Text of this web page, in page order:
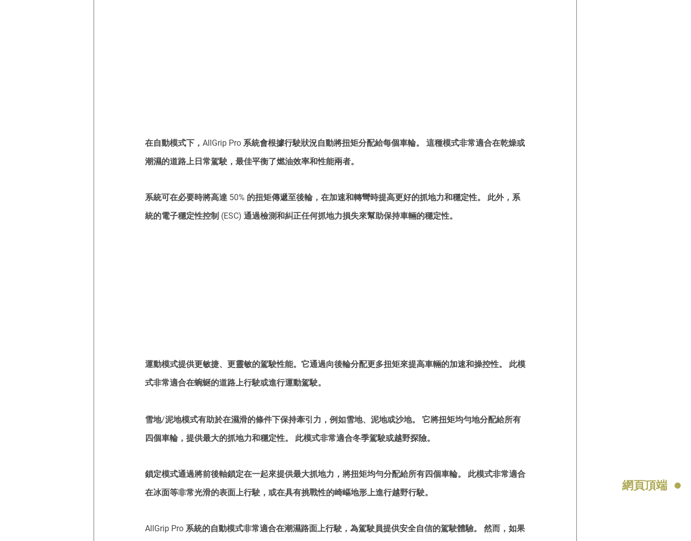
網頁頂端
在自動模式下，AllGrip Pro 系統會根據行駛狀況自動將扭矩分配給每個車輪。 這種模式非常適合在乾燥或
潮濕的道路上日常駕駛，最佳平衡了燃油效率和性能兩者。
系統可在必要時將高達 50% 的扭矩傳遞至後輪，在加速和轉彎時提高更好的抓地力和穩定性。 此外，系
統的電子穩定性控制 (ESC) 通過檢測和糾正任何抓地力損失來幫助保持車輛的穩定性。
運動模式提供更敏捷、更靈敏的駕駛性能。它通過向後輪分配更多扭矩來提高車輛的加速和操控性。 此模
式非常適合在蜿蜒的道路上行駛或進行運動駕駛。
雪地/泥地模式有助於在濕滑的條件下保持牽引力，例如雪地、泥地或沙地。 它將扭矩均勻地分配給所有
四個車輪，提供最大的抓地力和穩定性。 此模式非常適合冬季駕駛或越野探險。
鎖定模式通過將前後軸鎖定在一起來提供最大抓地力，將扭矩均勻分配給所有四個車輪。 此模式非常適合
在冰面等非常光滑的表面上行駛，或在具有挑戰性的崎嶇地形上進行越野行駛。
AllGrip Pro 系統的自動模式非常適合在潮濕路面上行駛，為駕駛員提供安全自信的駕駛體驗。 然而，如果